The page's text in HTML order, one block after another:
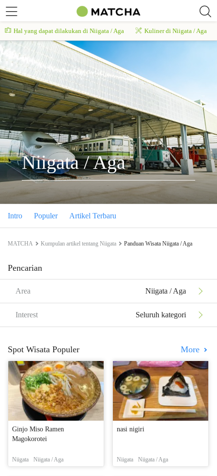
Hal yang dapat dilakukan di Niigata / Aga Kuliner di Niigata / Aga
Niigata / Aga
Intro Populer Artikel Terbaru
MATCHA Kumpulan artikel tentang Niigata Panduan Wisata Niigata / Aga
Pencarian
Area Niigata / Aga
Interest Seluruh kategori
Spot Wisata Populer More
Ginjo Miso Ramen
Magokorotei
Niigata Niigata / Aga
nasi nigiri
Niigata Niigata / Aga